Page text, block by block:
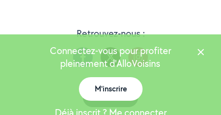
Retrouvez-nous :
Version 25.6.0
Connectez-vous pour profiter
pleinement d'AlloVoisins
M'inscrire